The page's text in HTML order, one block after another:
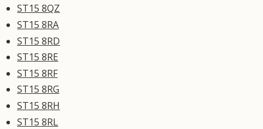
ST15 8QZ
ST15 8RA
ST15 8RD
ST15 8RE
ST15 8RF
ST15 8RG
ST15 8RH
ST15 8RL